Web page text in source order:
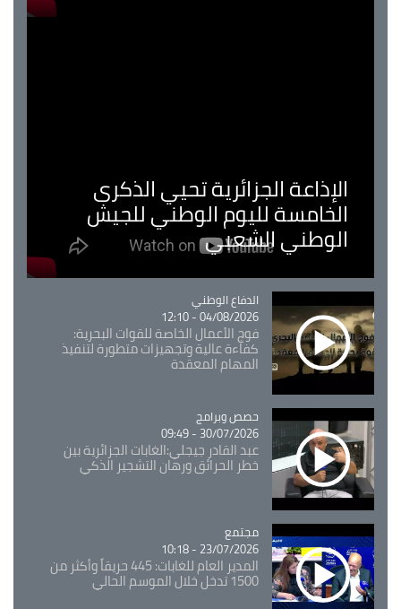
الإذاعة الجزائرية تحيي الذكرى
الخامسة لليوم الوطني للجيش
الوطني الشعبي
Catégorie
الدفاع الوطني
04/08/2026 - 12:10
فوج الأعمال الخاصة للقوات البحرية:
كفاءة عالية وتجهيزات متطورة لتنفيذ
المهام المعقدة
Catégorie
حصص وبرامج
30/07/2026 - 09:49
عبد القادر جيجلي:الغابات الجزائرية بين
خطر الحرائق ورهان التشجير الذكي
Catégorie
مجتمع
23/07/2026 - 10:18
المدير العام للغابات: 445 حريقاً وأكثر من
1500 تدخل خلال الموسم الحالي